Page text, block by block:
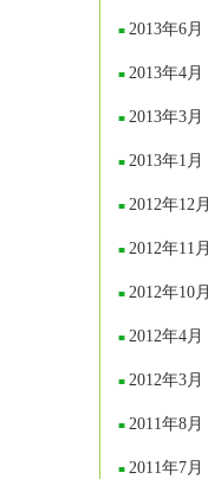
2013年6月
2013年4月
2013年3月
2013年1月
2012年12月
2012年11月
2012年10月
2012年4月
2012年3月
2011年8月
2011年7月